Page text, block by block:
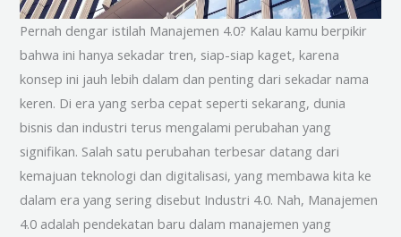
Pernah dengar istilah Manajemen 4.0? Kalau kamu berpikir
bahwa ini hanya sekadar tren, siap-siap kaget, karena
konsep ini jauh lebih dalam dan penting dari sekadar nama
keren. Di era yang serba cepat seperti sekarang, dunia
bisnis dan industri terus mengalami perubahan yang
signifikan. Salah satu perubahan terbesar datang dari
kemajuan teknologi dan digitalisasi, yang membawa kita ke
dalam era yang sering disebut Industri 4.0. Nah, Manajemen
4.0 adalah pendekatan baru dalam manajemen yang